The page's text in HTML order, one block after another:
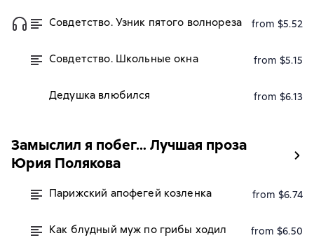
Совдетство. Узник пятого волнореза from $5.52
Совдетство. Школьные окна from $5.15
Дедушка влюбился from $6.13
Замыслил я побег… Лучшая проза
Юрия Полякова
Парижский апофегей козленка from $6.74
Как блудный муж по грибы ходил from $6.50